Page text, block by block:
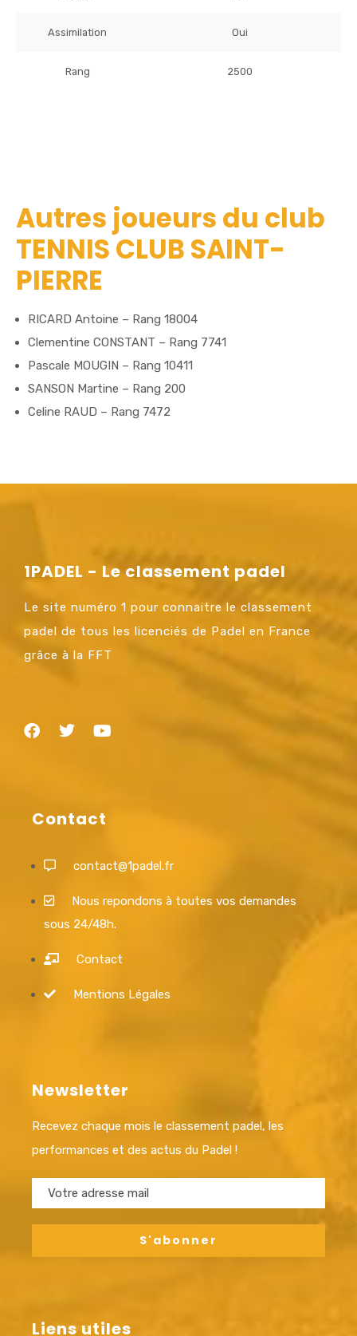
Assimilation Oui
Rang 2500
Autres joueurs du club
TENNIS CLUB SAINT-
PIERRE
RICARD Antoine – Rang 18004
Clementine CONSTANT – Rang 7741
Pascale MOUGIN – Rang 10411
SANSON Martine – Rang 200
Celine RAUD – Rang 7472
1PADEL - Le classement padel
Le site numéro 1 pour connaitre le classement
padel de tous les licenciés de Padel en France
grâce à la FFT
Contact
contact@1padel.fr
Nous repondons à toutes vos demandes
sous 24/48h.
Contact
Mentions Légales
Newsletter
Recevez chaque mois le classement padel, les
performances et des actus du Padel !
Liens utiles